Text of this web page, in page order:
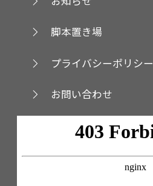
脚本置き場
プライバシーポリシー
お問い合わせ